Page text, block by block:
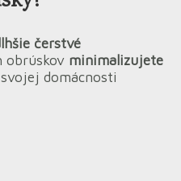
čerstvé
obrúskov minimalizujete
domácnosti